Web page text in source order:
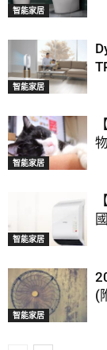
智能家居
智能家居
智能家居
智能家居
智能家居
(